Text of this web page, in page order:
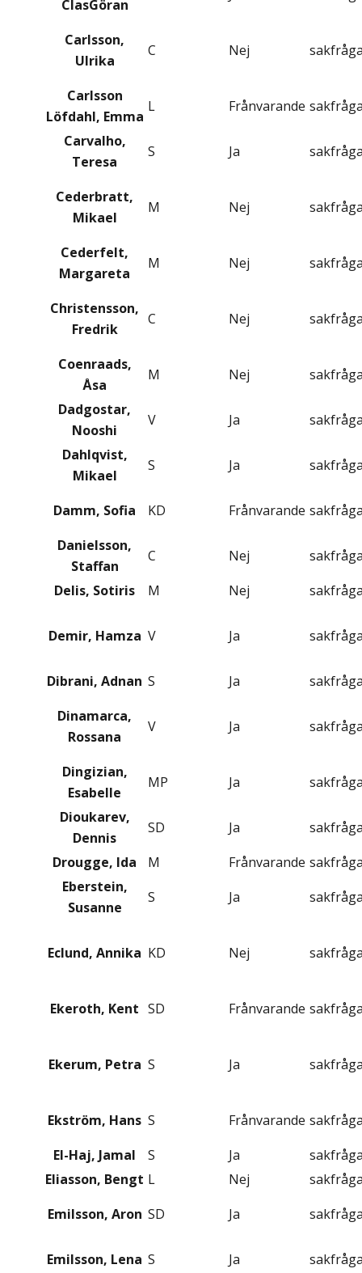
ClasGöran
Carlsson,
Ulrika
C Nej
Carlsson
Löfdahl, Emma
L Frånvarande
Carvalho,
Teresa
S Ja
Cederbratt,
Mikael
M Nej
Cederfelt,
Margareta
M Nej
Christensson,
Fredrik
C Nej
Coenraads,
Åsa
M Nej
Dadgostar,
Nooshi
V Ja
Dahlqvist,
Mikael
S Ja
Damm, Sofia KD Frånvarande
Danielsson,
Staffan
C Nej
Delis, Sotiris
M Nej
Demir, Hamza V Ja
Dibrani, Adnan S Ja
Dinamarca,
Rossana
V Ja
Dingizian,
Esabelle
MP Ja
Dioukarev,
Dennis
SD Ja
Drougge, Ida
M Frånvarande
Eberstein,
Susanne
S Ja
Eclund, Annika KD Nej
Ekeroth, Kent SD Frånvarande
Ekerum, Petra S Ja
Ekström, Hans S Frånvarande
El-Haj, Jamal
S Ja
Eliasson, Bengt L Nej
Emilsson, Aron SD Ja
Emilsson, Lena S Ja